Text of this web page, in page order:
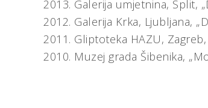
2013. Galerija umjetnina, Split,
2012. Galerija Krka, Ljubljana,
2011. Gliptoteka HAZU, Zagreb,
2010. Muzej grada Šibenika,